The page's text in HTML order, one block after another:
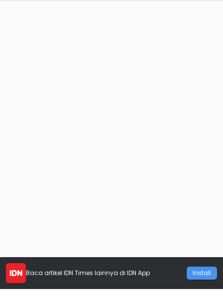
Baca artikel IDN Times lainnya di IDN App Install